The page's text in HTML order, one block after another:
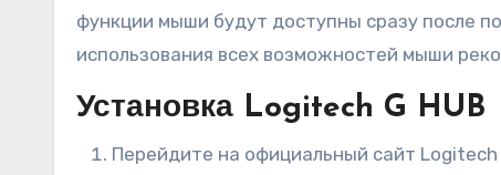
функции мыши будут доступны сразу после
использования всех возможностей мыши
Установка Logitech G HUB
Перейдите на официальный сайт